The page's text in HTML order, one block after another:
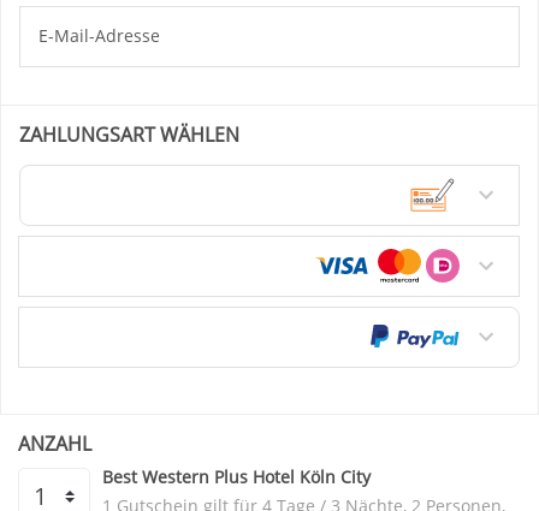
ZAHLUNGSART WÄHLEN
ANZAHL
Best Western Plus Hotel Köln City
1 Gutschein gilt für 4 Tage / 3 Nächte 2 Personen